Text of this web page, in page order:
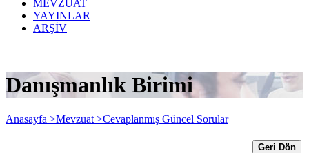
MEVZUAT
YAYINLAR
ARŞİV
Danışmanlık Birimi
Anasayfa >Mevzuat >Cevaplanmış Güncel Sorular
Geri Dön